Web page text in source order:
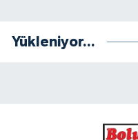
Yükleniyor...